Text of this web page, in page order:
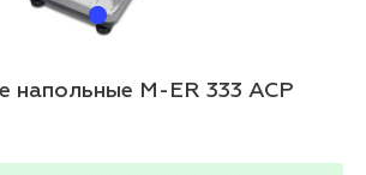
напольные M-ER 333 ACP